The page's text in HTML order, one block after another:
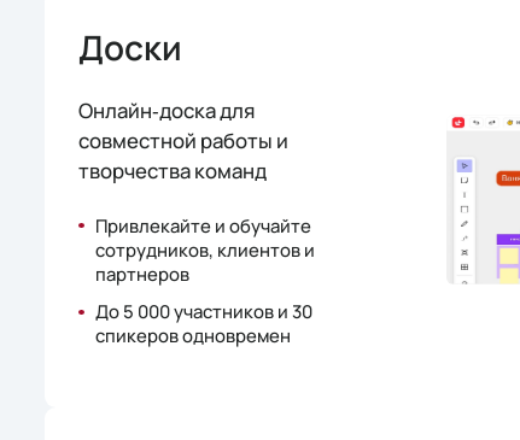
Доски
Онлайн‑доска для
совместной работы и
творчества команд
Привлекайте и обучайте
сотрудников, клиентов и
партнеров
До 5 000 участников и 30
спикеров одновремен